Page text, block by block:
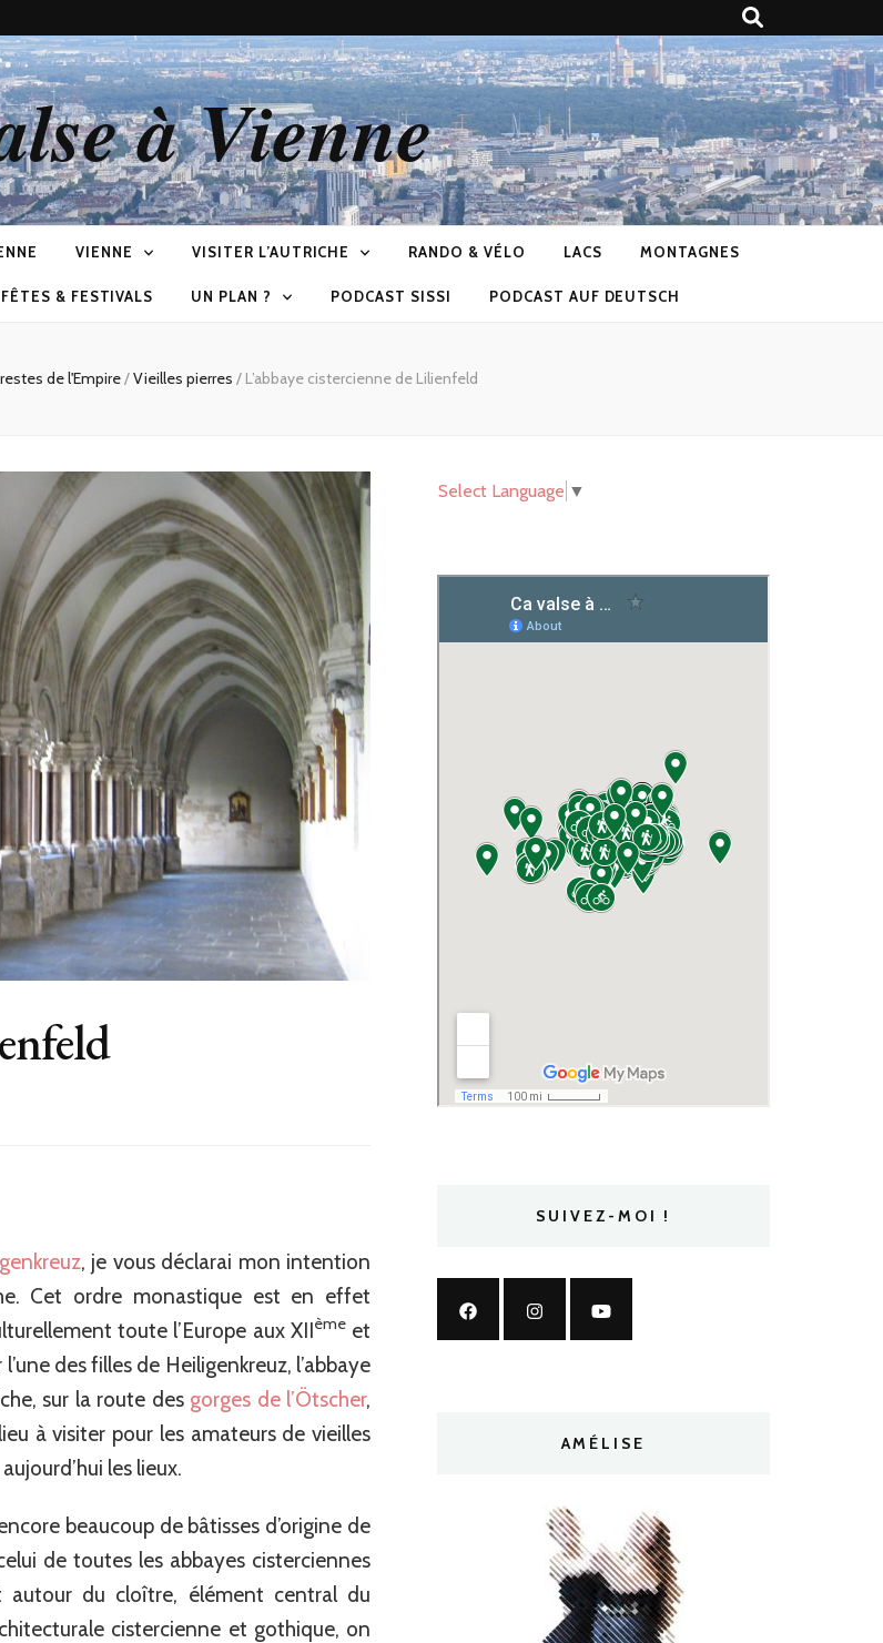
à Vienne
VIENNE VISITER L’AUTRICHE RANDO & VÉLO LACS MONTAGNES
FÊTES & FESTIVALS UN PLAN ? PODCAST SISSI PODCAST AUF DEUTSCH
de l'Empire/Vieilles pierres / L’abbaye cistercienne de Lilienfeld
, je vous déclarai mon intention
Cet ordre monastique est en effet
toute l’Europe aux XIIèmeet
des filles de Heiligenkreuz, l’abbaye
sur la route des gorges de l’Ötscher,
à visiter pour les amateurs de vieilles
les lieux.
beaucoup de bâtisses d’origine de
de toutes les abbayes cisterciennes
autour du cloître, élément central du
cistercienne et gothique, on
Select Language ▼
SUIVEZ-MOI !
AMÉLISE